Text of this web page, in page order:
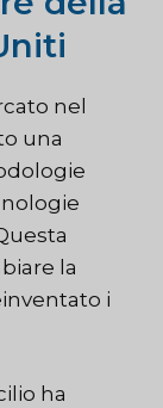
nel
una
la
i
ha